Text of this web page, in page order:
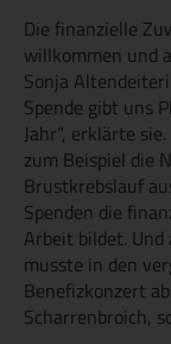
Die finanzielle
willkommen und
Sonja
Spende gibt uns
Jahr“, erklärte
zum Beispiel die
Brustkrebslauf
Spenden die
Arbeit bildet. Und
musste in den
Benefizkonzert
Scharrenbroich,